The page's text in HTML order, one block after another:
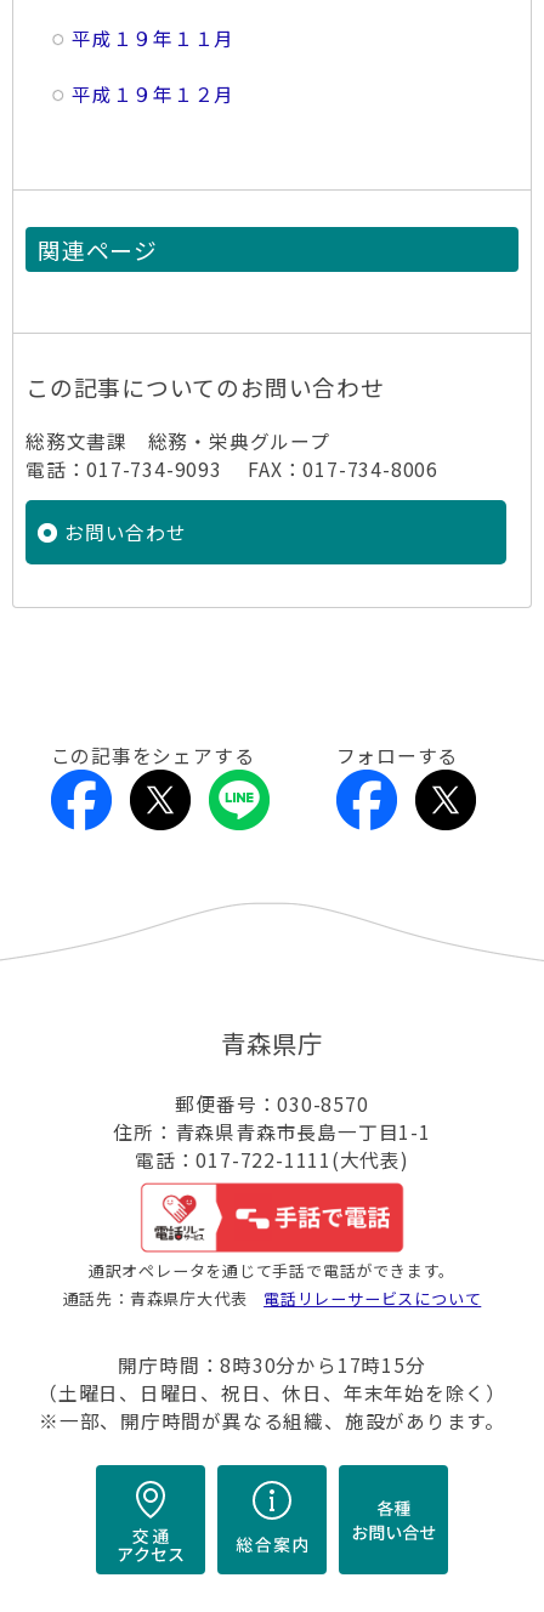
平成１９年１１月
平成１９年１２月
関連ページ
この記事についてのお問い合わせ
総務文書課 総務・栄典グループ
電話：017-734-9093 FAX：017-734-8006
お問い合わせ
この記事をシェアする フォローする
青森県庁
郵便番号：030-8570
住所：青森県青森市長島一丁目1-1
電話：017-722-1111(大代表)
通訳オペレータを通じて手話で電話ができます。
通話先：青森県庁大代表 電話リレーサービスについて
開庁時間：8時30分から17時15分
（土曜日、日曜日、祝日、休日、年末年始を除く）
※一部、開庁時間が異なる組織、施設があります。